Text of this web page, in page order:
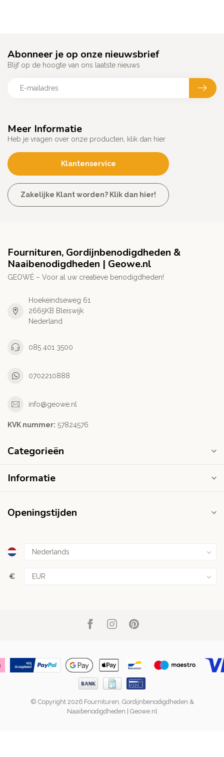
Meer Informatie
Heb je vragen over onze producten, klik dan hier
Klantenservice
Zakelijke Klant worden? Klik dan hier!
Abonneer je op onze nieuwsbrief
Blijf op de hoogte van ons laatste nieuws
Fournituren, Gordijnbenodigdheden &
Naaibenodigdheden | Geowe.nl
GEOWÉ – Voor al uw creatieve benodigdheden!
Hoekeindseweg 61
2665KB Bleiswijk
Nederland
085 401 3500
0702210888
info@geowe.nl
KVK nummer: ‭57824576‬
Categorieën
Informatie
Openingstijden
€
© Copyright 2026 Fournituren, Gordijnbenodigdheden &
Naaibenodigdheden | Geowe.nl